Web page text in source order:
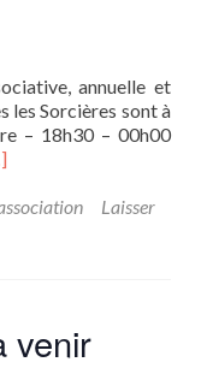
annuelle et
les Sorcières sont à
– 18h30 – 00h00
Laisser
venir